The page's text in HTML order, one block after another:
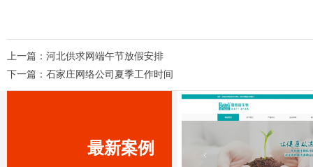
上一篇： 河北供求网端午节放假安排
下一篇： 石家庄网络公司夏季工作时间
最新案例